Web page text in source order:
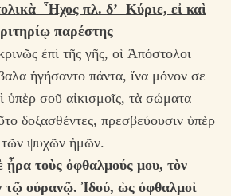
Ἦχος πλ. δ’ Κύριε, εἰ καὶ
παρέστης
ἐπὶ τῆς γῆς, οἱ Ἀπόστολοι
ἡγήσαντο πάντα, ἵνα μόνον σε
ὑπὲρ σοῦ αἰκισμοῖς, τὰ σώματα
δοξασθέντες, πρεσβεύουσιν ὑπὲρ
τῶν ψυχῶν ἡμῶν.
ᾖρα τοὺς ὀφθαλμούς μου, τὸν
τῷ οὐρανῷ. Ἰδού, ὡς ὀφθαλμοὶ